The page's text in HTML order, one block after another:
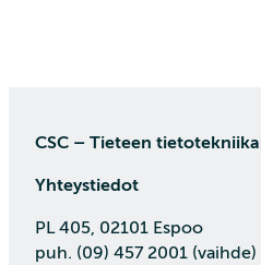
CSC – Tieteen
Yhteystiedot
PL 405, 02101 Espoo
puh. (09) 457 2001 (vaihde)